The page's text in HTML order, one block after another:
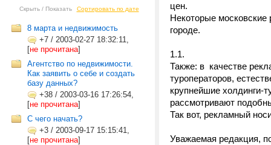
Скрыть / Показать Сортировать по дате
8 марта и недвижимость
+7 / 2003-02-27 18:32:11,
[не прочитана]
Агентство по недвижимости.
Как заявить о себе и создать
базу данных?
+38 / 2003-03-16 17:26:54,
[не прочитана]
С чего начать?
+3 / 2003-09-17 15:15:41,
[не прочитана]
цен.
Некоторые московские
городе.
1.1.
Также: в качестве
туроператоров,
крупнейшие холдинги-
рассмотривают
Так вот, рекламный
Уважаемая редакция,